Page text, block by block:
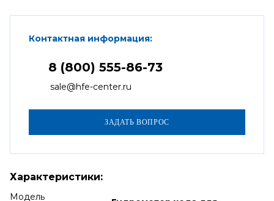
Контактная информация:
8 (800) 555-86-73
sale@hfe-center.ru
Характеристики:
Модель